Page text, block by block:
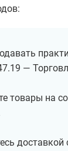
—
товары на